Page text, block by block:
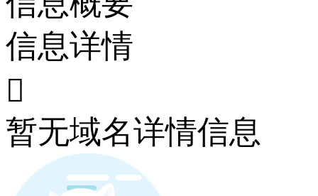
信息详情

暂无域名详情信息